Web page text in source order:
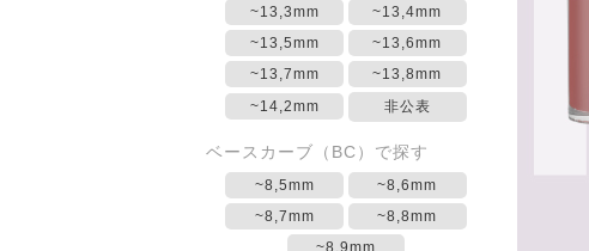
~13,3mm
~13,4mm
~13,5mm
~13,6mm
~13,7mm
~13,8mm
~14,2mm
非公表
ベースカーブ（BC）で探す
~8,5mm
~8,6mm
~8,7mm
~8,8mm
~8,9mm